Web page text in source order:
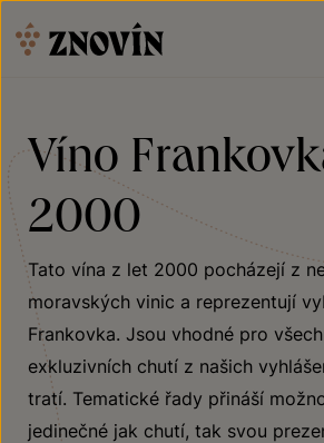
Víno
2000
Tato vína z let 2000 pocházejí z
moravských vinic a reprezentují
Frankovka. Jsou vhodné pro
exkluzivních chutí z našich
tratí. Tematické řady přináší
jedinečné jak chutí, tak svou